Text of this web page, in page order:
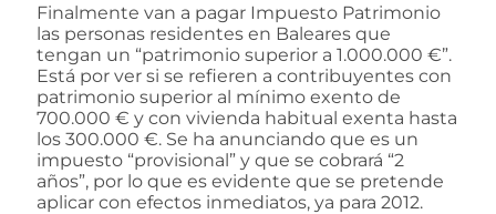
Finalmente van a pagar Impuesto Patrimonio
las personas residentes en Baleares que
tengan un “patrimonio superior a 1.000.000 €”.
Está por ver si se refieren a contribuyentes con
patrimonio superior al mínimo exento de
700.000 € y con vivienda habitual exenta hasta
los 300.000 €. Se ha anunciando que es un
impuesto “provisional” y que se cobrará “2
años”, por lo que es evidente que se pretende
aplicar con efectos inmediatos, ya para 2012.